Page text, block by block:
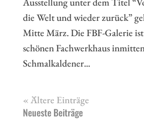
die Welt und wieder zurück”
Mitte März. Die FBF-Galerie
schönen Fachwerkhaus
Schmalkaldener...
« Ältere Einträge
Neueste Beiträge